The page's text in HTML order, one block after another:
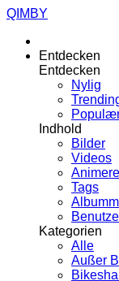
QIMBY
Entdecken
Entdecken
Nylig
Indhold
Bilder
Videos
Tags
Kategorien
Alle
Außer